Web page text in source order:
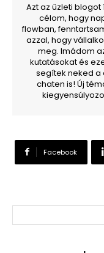
Azt az üzleti
célom, hogy
flowban,
azzal, hogy
meg. Imádom
kutatásokat és
segítek neked a
chaten is! Új
Facebook